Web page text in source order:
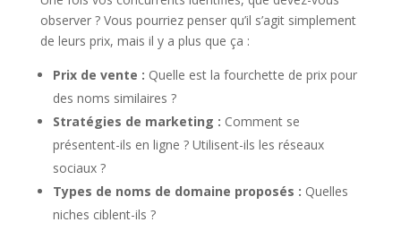
observer ? Vous pourriez penser qu’il s’agit simplement
de leurs prix, mais il y a plus que ça :
Prix de vente : Quelle est la fourchette de prix pour
des noms similaires ?
Stratégies de marketing : Comment se
présentent-ils en ligne ? Utilisent-ils les réseaux
sociaux ?
Types de noms de domaine proposés : Quelles
niches ciblent-ils ?